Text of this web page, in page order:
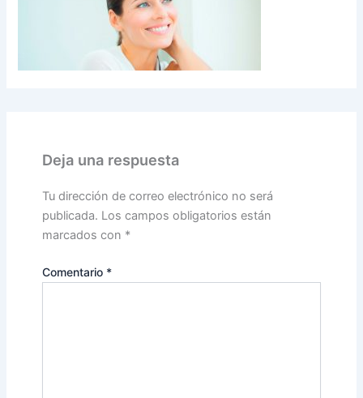
Deja una respuesta
Tu dirección de correo electrónico no será
publicada. Los campos obligatorios están
marcados con *
Comentario *